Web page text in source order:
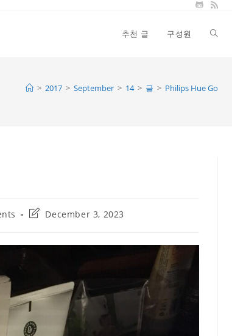
추천 글 구성원 Toggle
> 2017 > September > 14 > 글 > Philips Hue Go
PostDecember 3, 2023